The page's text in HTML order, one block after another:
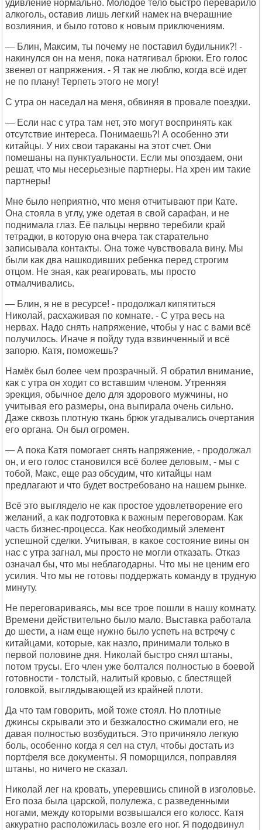
удивление нормально. Молодое тело быстро переварило
алкоголь, оставив лишь легкий намек на вчерашние
возлияния, и было готово к новым приключениям.
— Блин, Максим, ты почему не поставил будильник?! -
накинулся он на меня, пока натягивал брюки. Его голос
звенел от напряжения. - Я так не люблю, когда всё идет
не по плану! Терпеть этого не могу!
С утра он наседал на меня, обвиняя в провале поездки.
— Если нас с утра там нет, это могут воспринять как
отсутствие интереса. Понимаешь?! А особенно эти
китайцы. У них свои тараканы на этот счет. Они
помешаны на пунктуальности. Если мы опоздаем, они
решат, что мы несерьезные партнеры. На хрен им такие
партнеры!
Мне было неприятно, что меня отчитывают при Кате.
Она стояла в углу, уже одетая в свой сарафан, и не
поднимала глаз. Её пальцы нервно теребили край
тетрадки, в которую она вчера так старательно
записывала контакты. Она тоже чувствовала вину. Мы
были как два нашкодивших ребенка перед строгим
отцом. Не зная, как реагировать, мы просто
отмалчивались.
— Блин, я не в ресурсе! - продолжал кипятиться
Николай, расхаживая по комнате. - С утра весь на
нервах. Надо снять напряжение, чтобы у нас с вами всё
получилось. Иначе я пойду туда взвинченный и всё
запорю. Катя, поможешь?
Намёк был более чем прозрачный. Я обратил внимание,
как с утра он ходит со вставшим членом. Утренняя
эрекция, обычное дело для здорового мужчины, но
учитывая его размеры, она выпирала очень сильно.
Даже сквозь плотную ткань брюк угадывались очертания
его органа. Он был огромен.
— А пока Катя помогает снять напряжение, - продолжал
он, и его голос становился всё более деловым, - мы с
тобой, Макс, еще раз обсудим, что китайцы нам
предлагают и что будет востребовано на нашем рынке.
Всё это выглядело не как простое удовлетворение его
желаний, а как подготовка к важным переговорам. Как
часть бизнес-процесса. Как необходимый элемент
успешной сделки. Учитывая, в какое состояние вины он
нас с утра загнал, мы просто не могли отказать. Отказ
означал бы, что мы неблагодарны. Что мы не ценим его
усилия. Что мы не готовы поддержать команду в трудную
минуту.
Не переговариваясь, мы все трое пошли в нашу комнату.
Времени действительно было мало. Выставка работала
до шести, а нам еще нужно было успеть на встречу с
китайцами, которые, как назло, принимали только в
первой половине дня. Николай быстро снял штаны,
потом трусы. Его член уже болтался полностью в боевой
готовности - толстый, налитый кровью, с блестящей
головкой, выглядывающей из крайней плоти.
Да что там говорить, мой тоже стоял. Но плотные
джинсы скрывали это и безжалостно сжимали его, не
давая полностью возбудиться. Это причиняло легкую
боль, особенно когда я сел на стул, чтобы достать из
портфеля все документы. Я поморщился, поправляя
штаны, но ничего не сказал.
Николай лег на кровать, уперевшись спиной в изголовье.
Его поза была царской, полулежа, с разведенными
ногами, между которыми возвышался его колосс. Катя
аккуратно расположилась возле его ног. Я пододвинул